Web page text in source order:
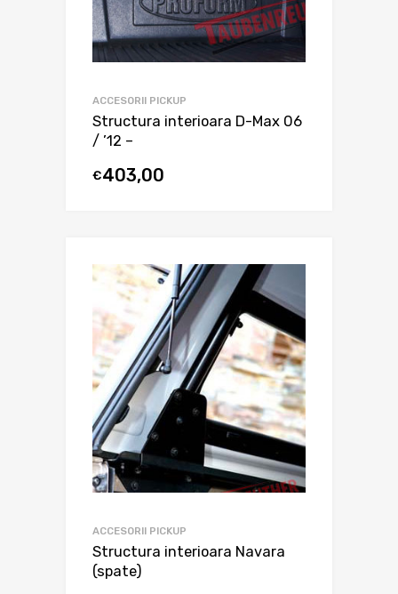
ACCESORII PICKUP
Structura interioara D-Max 06
/ ’12 –
€403,00
ACCESORII PICKUP
Structura interioara Navara
(spate)